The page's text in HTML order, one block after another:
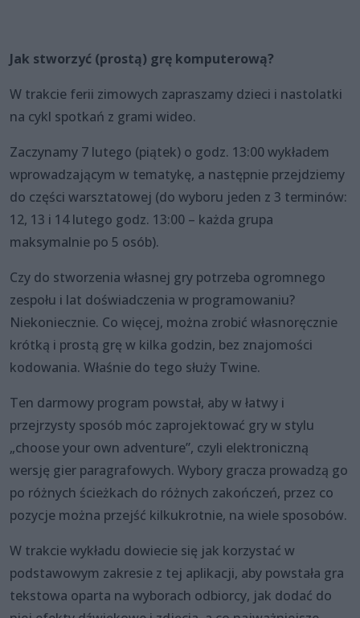
Jak stworzyć (prostą) grę komputerową?
W trakcie ferii zimowych zapraszamy dzieci i nastolatki
na cykl spotkań z grami wideo.
Zaczynamy 7 lutego (piątek) o godz. 13:00 wykładem
wprowadzającym w tematykę, a następnie przejdziemy
do części warsztatowej (do wyboru jeden z 3 terminów:
12, 13 i 14 lutego godz. 13:00 – każda grupa
maksymalnie po 5 osób).
Czy do stworzenia własnej gry potrzeba ogromnego
zespołu i lat doświadczenia w programowaniu?
Niekoniecznie. Co więcej, można zrobić własnoręcznie
krótką i prostą grę w kilka godzin, bez znajomości
kodowania. Właśnie do tego służy Twine.
Ten darmowy program powstał, aby w łatwy i
przejrzysty sposób móc zaprojektować gry w stylu
„choose your own adventure”, czyli elektroniczną
wersję gier paragrafowych. Wybory gracza prowadzą go
po różnych ścieżkach do różnych zakończeń, przez co
pozycje można przejść kilkukrotnie, na wiele sposobów.
W trakcie wykładu dowiecie się jak korzystać w
podstawowym zakresie z tej aplikacji, aby powstała gra
tekstowa oparta na wyborach odbiorcy, jak dodać do